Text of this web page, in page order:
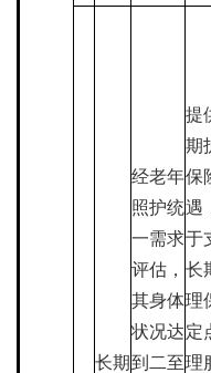
长期
经老年
照护统
一需求
评估，
其身体
状况达
到二至
提
期
保
遇
于
长
理
定
理